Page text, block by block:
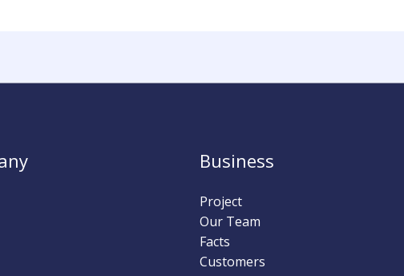
Business
Project
Our Team
Facts
Customers